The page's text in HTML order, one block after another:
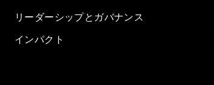
リーダーシップとガバナンス
インパクト